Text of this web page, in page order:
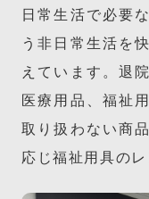
日常生活で必要
う非日常生活を
えています。退
医療用品、福祉
取り扱わない商
応じ福祉用具の